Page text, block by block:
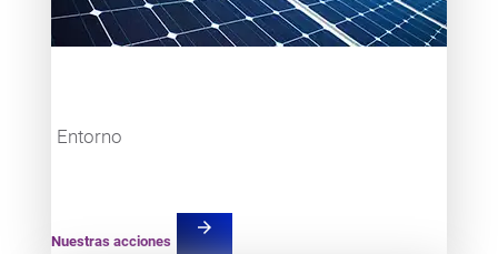
Entorno
Nuestras acciones
arrow_forward